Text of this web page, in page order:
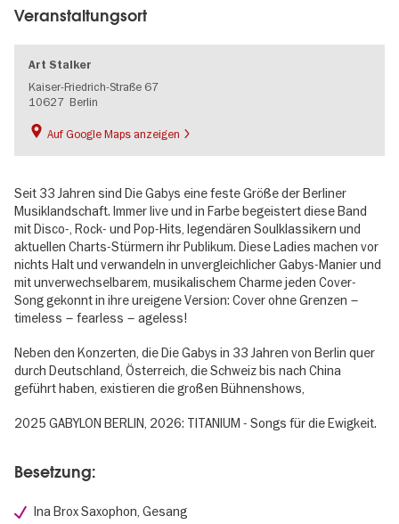
Veranstaltungsort
Art Stalker
Kaiser-Friedrich-Straße 67
10627 Berlin
Auf Google Maps anzeigen
Seit 33 Jahren sind Die Gabys eine feste Größe der Berliner
Musiklandschaft. Immer live und in Farbe begeistert diese Band
mit Disco-, Rock- und Pop-Hits, legendären Soulklassikern und
aktuellen Charts-Stürmern ihr Publikum. Diese Ladies machen vor
nichts Halt und verwandeln in unvergleichlicher Gabys-Manier und
mit unverwechselbarem, musikalischem Charme jeden Cover-
Song gekonnt in ihre ureigene Version: Cover ohne Grenzen –
timeless – fearless – ageless!
Neben den Konzerten, die Die Gabys in 33 Jahren von Berlin quer
durch Deutschland, Österreich, die Schweiz bis nach China
geführt haben, existieren die großen Bühnenshows,
2025 GABYLON BERLIN, 2026: TITANIUM - Songs für die Ewigkeit.
Besetzung:
Ina Brox Saxophon, Gesang